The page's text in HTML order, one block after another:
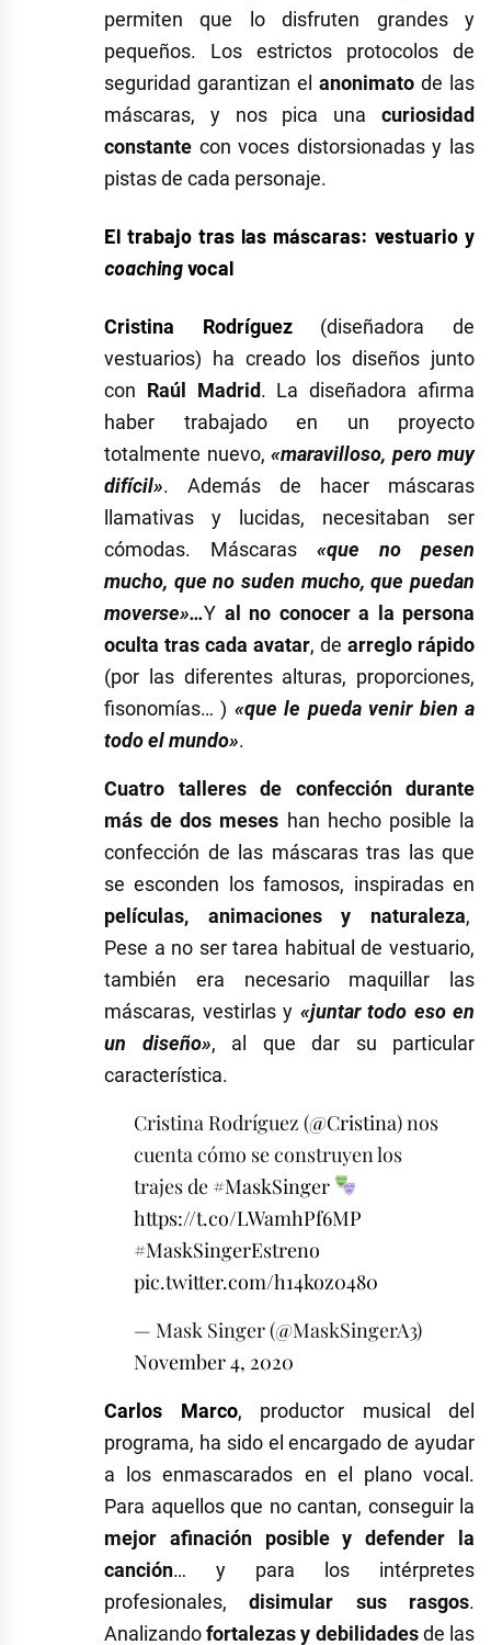
permiten que lo disfruten grandes y
pequeños. Los estrictos protocolos de
seguridad garantizan el anonimato de las
máscaras, y nos pica una curiosidad
constante con voces distorsionadas y las
pistas de cada personaje.
El trabajo tras las máscaras: vestuario y
coachingvocal
Cristina Rodríguez(diseñadora de
vestuarios) ha creado los diseños junto
con Raúl Madrid. La diseñadora afirma
haber trabajado en un proyecto
totalmente nuevo, «maravilloso, pero muy
difícil». Además de hacer máscaras
llamativas y lucidas, necesitaban ser
cómodas. Máscaras «que no pesen
mucho, que no suden mucho, que puedan
moverse»…Y al no conocer a la persona
oculta tras cada avatar, de arreglo rápido
(por las diferentes alturas, proporciones,
fisonomías… ) «que le pueda venir bien a
todo el mundo».
Cuatro talleres de confección durante
más de dos meses han hecho posible la
confección de las máscaras tras las que
se esconden los famosos, inspiradas en
películas, animaciones y naturaleza,
Pese a no ser tarea habitual de vestuario,
también era necesario maquillar las
máscaras, vestirlas y «juntar todo eso en
un diseño», al que dar su particular
característica.
Cristina Rodríguez (@Cristina) nos
cuenta cómo se construyen los
trajes de #MaskSinger
https://t.co/LWamhPf6MP
#MaskSingerEstreno
pic.twitter.com/h14koz0480
— Mask Singer (@MaskSingerA3)
November 4, 2020
Carlos Marco, productor musical del
programa, ha sido el encargado de ayudar
a los enmascarados en el plano vocal.
Para aquellos que no cantan, conseguir la
mejor afinación posible y defender la
canción… y para los intérpretes
profesionales,disimular sus rasgos.
Analizandofortalezas y debilidadesde las